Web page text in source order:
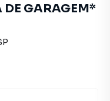
DE GARAGEM*